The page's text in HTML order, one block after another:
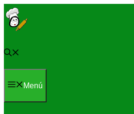
Saltar
al
Menú